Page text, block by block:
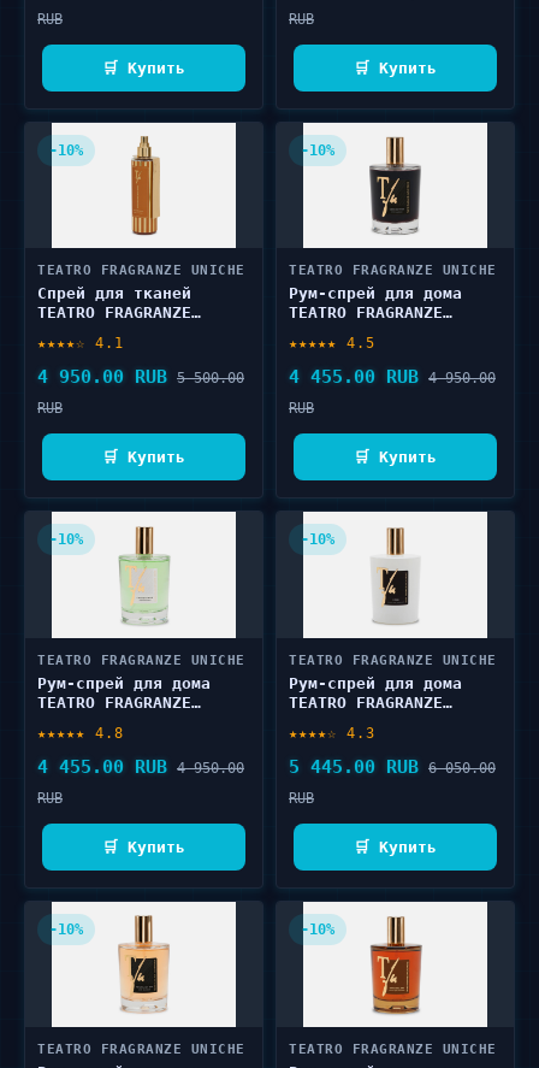
RUB
🛒 Купить
RUB
🛒 Купить
-10%
TEATRO FRAGRANZE UNICHE
Спрей для тканей
TEATRO FRAGRANZE
мл
★★★★☆ 4.1
4 950.00 RUB 5 500.00
RUB
🛒 Купить
-10%
TEATRO FRAGRANZE UNICHE
Рум-спрей для дома
TEATRO FRAGRANZE
мл
★★★★★ 4.5
4 455.00 RUB 4 950.00
RUB
🛒 Купить
-10%
TEATRO FRAGRANZE UNICHE
Рум-спрей для дома
TEATRO FRAGRANZE
100 мл
★★★★★ 4.8
4 455.00 RUB 4 950.00
RUB
🛒 Купить
-10%
TEATRO FRAGRANZE UNICHE
Рум-спрей для дома
TEATRO FRAGRANZE
★★★★☆ 4.3
5 445.00 RUB 6 050.00
RUB
🛒 Купить
-10%
TEATRO FRAGRANZE UNICHE
-10%
TEATRO FRAGRANZE UNICHE